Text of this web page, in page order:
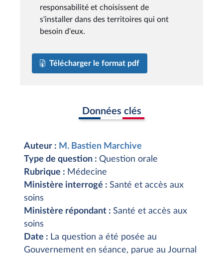
responsabilité et choisissent de
s'installer dans des territoires qui ont
besoin d'eux.
Télécharger le format pdf
Données clés
Auteur : M. Bastien Marchive
Type de question : Question orale
Rubrique : Médecine
Ministère interrogé : Santé et accès aux
soins
Ministère répondant : Santé et accès aux
soins
Date : La question a été posée au
Gouvernement en séance, parue au Journal